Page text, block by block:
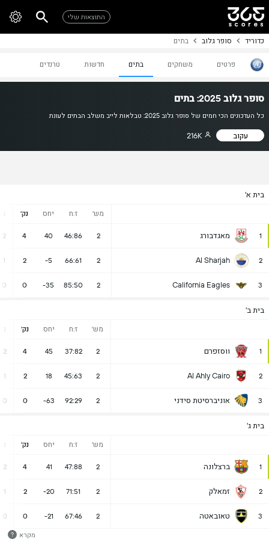
התוצאות שלי
כדוריד סופר גלוב בתים
פרטים משחקים בתים חדשות טרנדים
סופר גלוב 2025: בתים
כל העדכונים הכי חמים של סופר גלוב 2025: טבלאות לייב משלב הבתים לעונת
עקוב 216K
בית א'
מש' ז:ח יחס נק' נ
1 מאגדבורג 2
46:86
40
4
2
2
Al Sharjah
2
66:61
-5
2
1
3
California Eagles
2
85:50
-35
0
0
בית ב'
מש' ז:ח יחס נק' נ
1 ווסזפרם 2
37:82
45
4
2
2
Al Ahly Cairo
2
45:63
18
2
1
3 אוניברסיטת סידני 2
92:29
-63
0
0
בית ג'
מש' ז:ח יחס נק' נ
1 ברצלונה 2
47:88
41
4
2
2 זמאלק 2
71:51
-20
2
1
3 טאובאטה 2
67:46
-21
0
0
מקרא ?